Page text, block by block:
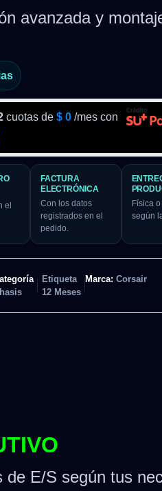
avanzada y
cuotas de $0 /mes con
el
FACTURA
ELECTRÓNICA
Con los datos
registrados en el
pedido.
Física o
según
Etiqueta
12 Meses
Marca: Corsair
E/S según tus